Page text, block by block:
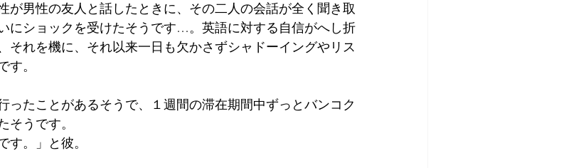
が男性の友人と話したときに、その二人の会話が全く聞き取
にショックを受けたそうです…。英語に対する自信がへし折
それを機に、それ以来一日も欠かさずシャドーイングやリス
す。
ったことがあるそうで、１週間の滞在期間中ずっとバンコク
そうです。
す。」と彼。